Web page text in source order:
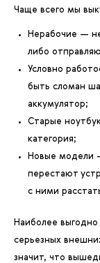
Чаще всего мы
Нерабочие —
либо
Условно
быть сломан
аккумулятор;
Старые
категория;
Новые модели
перестают
с ними
Наиболее
серьезных
значит, что